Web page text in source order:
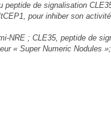
de signalisation
pour inhiber son
NRE ; CLE35, peptide de
« Super Numeric Nodules